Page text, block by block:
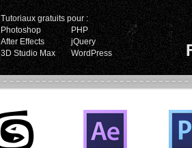
Tutoriaux gratuits pour :
Photoshop
PHP
After Effects
jQuery
3D Studio Max
WordPress